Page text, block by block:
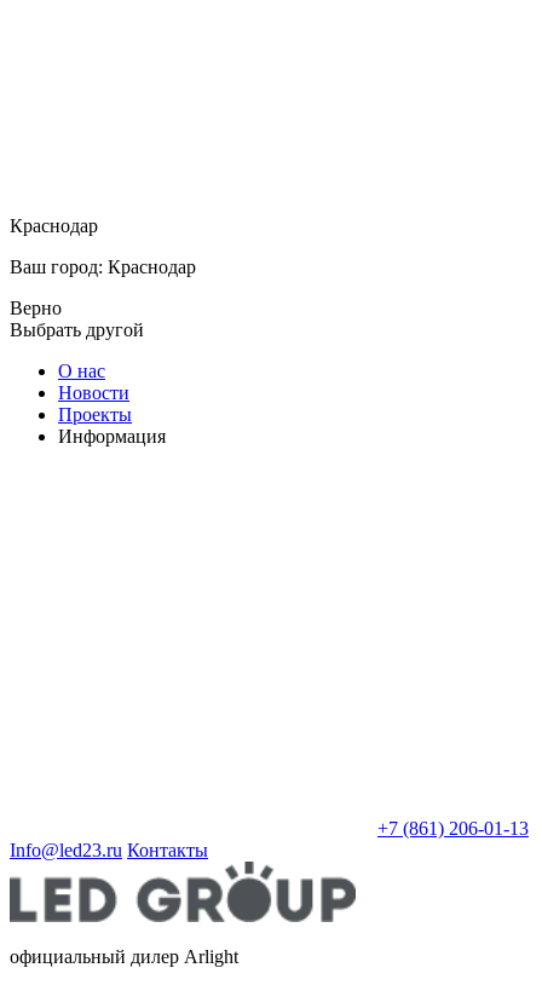
Краснодар
Ваш город: Краснодар
Верно
Выбрать другой
О нас
Новости
Проекты
Информация
+7 (861) 206-01-13
Info@led23.ru Контакты
официальный дилер Arlight